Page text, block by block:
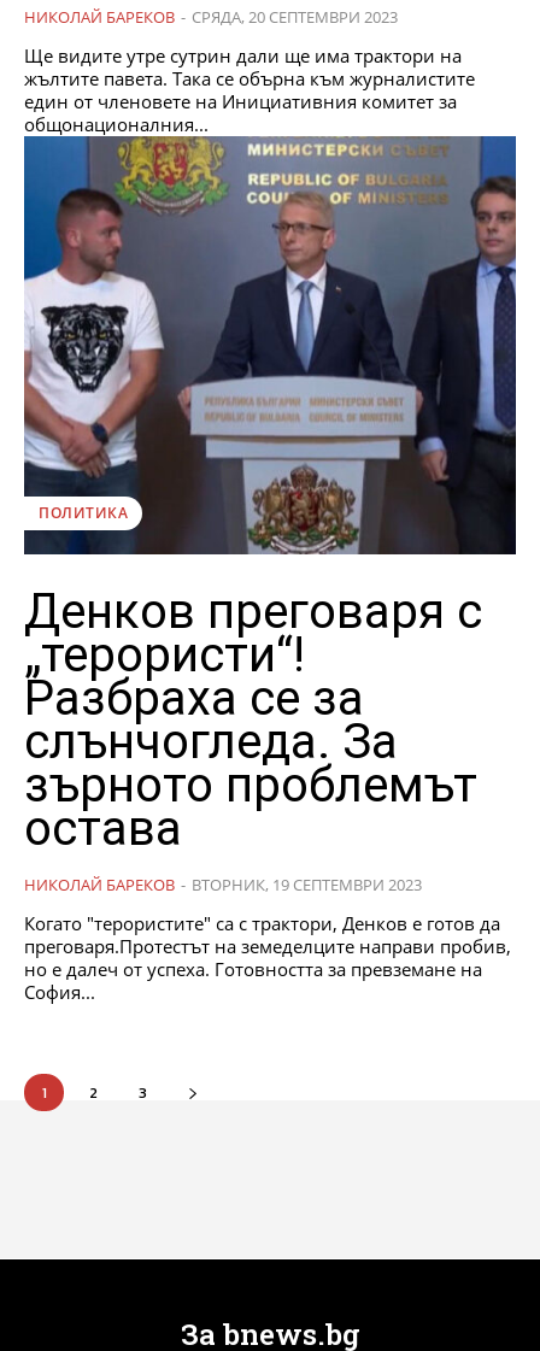
НИКОЛАЙ БАРЕКОВ - СРЯДА, 20 СЕПТЕМВРИ 2023
Ще видите утре сутрин дали ще има трактори на
жълтите павета. Така се обърна към журналистите
един от членовете на Инициативния комитет за
общонационалния...
ПОЛИТИКА
Денков преговаря с
„терористи“!
Разбраха се за
слънчогледа. За
зърното проблемът
остава
НИКОЛАЙ БАРЕКОВ - ВТОРНИК, 19 СЕПТЕМВРИ 2023
Когато "терористите" са с трактори, Денков е готов да
преговаря.Протестът на земеделците направи пробив,
но е далеч от успеха. Готовността за превземане на
София...
1 2 3
За bnews.bg